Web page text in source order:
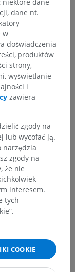
się na
dane nt.
w
doświadczenia
produktów
strony,
wyświetlanie
i
zawiera
zgody na
lub wycofać ją.
narzędzia
zgody na
że nie
interesem.
tych
COOKIE